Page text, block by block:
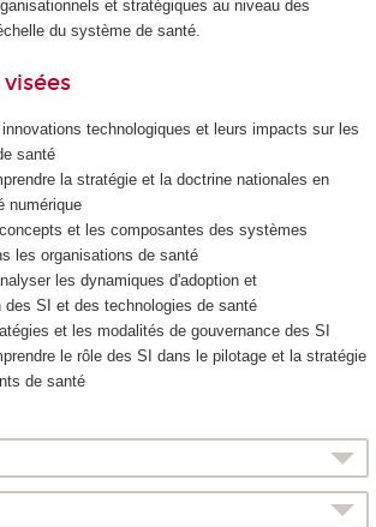
et stratégiques au niveau des
du système de santé.
technologiques et leurs impacts sur les
santé
la stratégie et la doctrine nationales en
numérique
et les composantes des systèmes
les organisations de santé
les dynamiques d'adoption et
des SI et des technologies de santé
et les modalités de gouvernance des SI
le rôle des SI dans le pilotage et la stratégie
de santé